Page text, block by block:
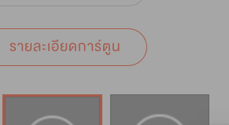
รายละเอียดการ์ตูน